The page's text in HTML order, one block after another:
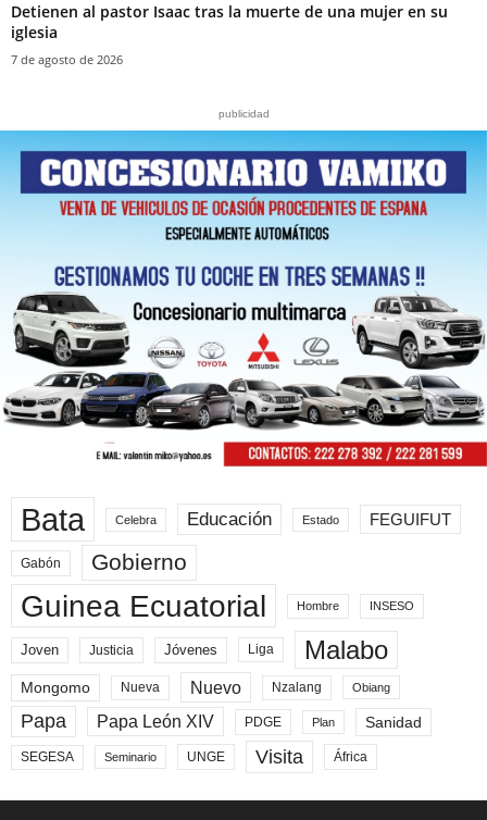
‎Detienen al pastor Isaac tras la muerte de una mujer en su
iglesia‎
7 de agosto de 2026
publicidad
Bata Celebra Educación Estado FEGUIFUT
Gabón Gobierno
Guinea Ecuatorial Hombre INSESO
Joven Justicia Jóvenes Liga Malabo
Mongomo Nueva Nuevo Nzalang Obiang
Papa Papa León XIV PDGE Plan Sanidad
SEGESA Seminario UNGE Visita África